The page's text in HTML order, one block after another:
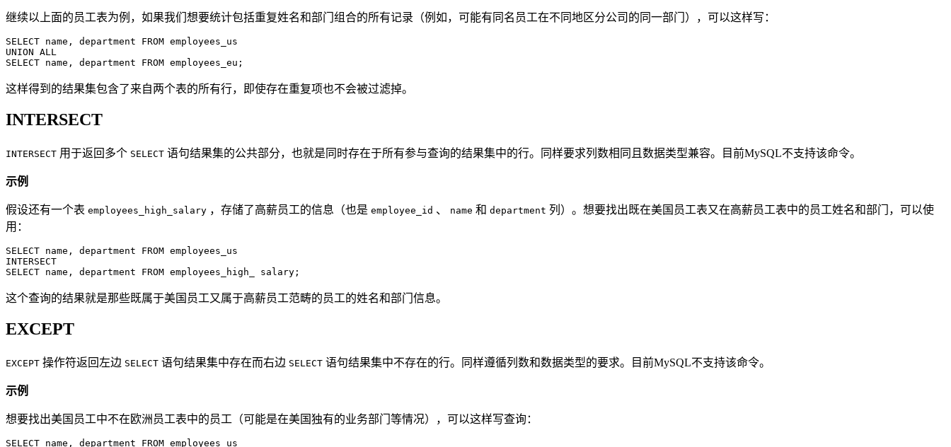
继续以上面的员工表为例，如果我们想要统计包括重复姓名和部门组合的所有记录（例如，可能有同名员工在不同地区分公司的同一部门），可以这样写：
SELECT name, department FROM employees_us
UNION ALL
SELECT name, department FROM employees_eu;
这样得到的结果集包含了来自两个表的所有行，即使存在重复项也不会被过滤掉。
INTERSECT
INTERSECT 用于返回多个 SELECT 语句结果集的公共部分，也就是同时存在于所有参与查询的结果集中的行。同样要求列数相同且数据类型兼容。目前MySQL不支持该命令。
示例
假设还有一个表 employees_high_salary ，存储了高薪员工的信息（也是 employee_id 、 name 和 department 列）。想要找出既在美国员工表又在高薪员工表中的员工姓名和部门，可以使
用：
SELECT name, department FROM employees_us
INTERSECT
SELECT name, department FROM employees_high_ salary;
这个查询的结果就是那些既属于美国员工又属于高薪员工范畴的员工的姓名和部门信息。
EXCEPT
EXCEPT 操作符返回左边 SELECT 语句结果集中存在而右边 SELECT 语句结果集中不存在的行。同样遵循列数和数据类型的要求。目前MySQL不支持该命令。
示例
想要找出美国员工中不在欧洲员工表中的员工（可能是在美国独有的业务部门等情况），可以这样写查询：
SELECT name, department FROM employees_us